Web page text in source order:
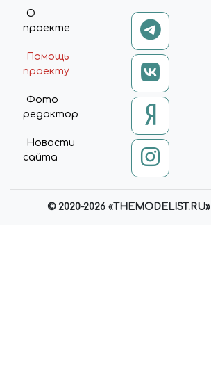
О
проекте
Помощь
проекту
Фото
редактор
Новости
сайта
© 2020-2026 «THEMODELIST.RU»